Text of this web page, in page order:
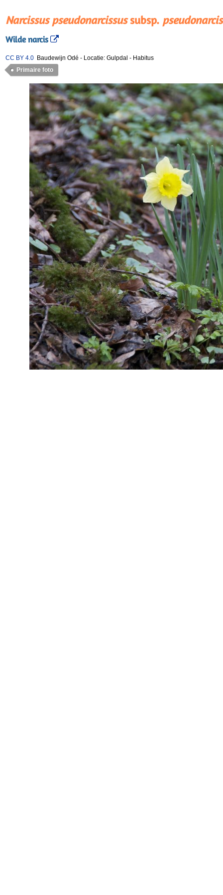
Narcissus pseudonarcissussubsp.
Wilde narcis
CC BY 4.0 Baudewijn Odé - Locatie: Gulpdal - Habitus
Primaire foto